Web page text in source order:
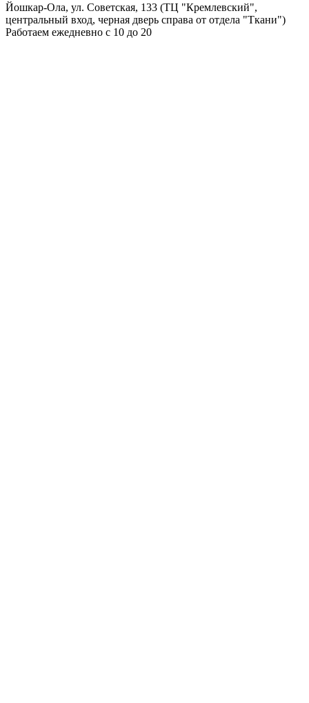
Йошкар-Ола, ул. Советская, 133 (ТЦ "Кремлевский",
центральный вход, черная дверь справа от отдела "Ткани")
Работаем ежедневно с 10 до 20